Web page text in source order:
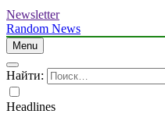
Newsletter
Random News
Menu
Найти:
Headlines